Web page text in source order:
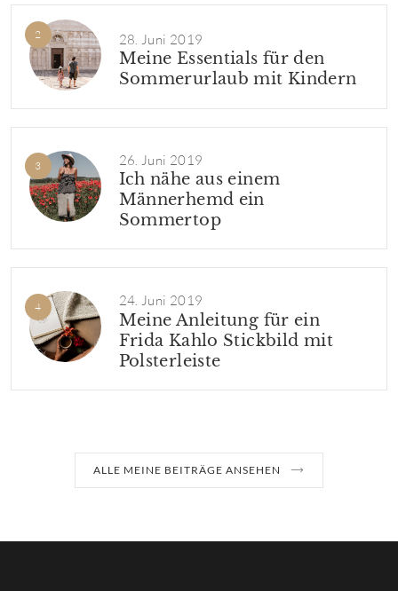
28. Juni 2019
Meine Essentials für den
Sommerurlaub mit Kindern
26. Juni 2019
Ich nähe aus einem
Männerhemd ein
Sommertop
24. Juni 2019
Meine Anleitung für ein
Frida Kahlo Stickbild mit
Polsterleiste
ALLE MEINE BEITRÄGE ANSEHEN